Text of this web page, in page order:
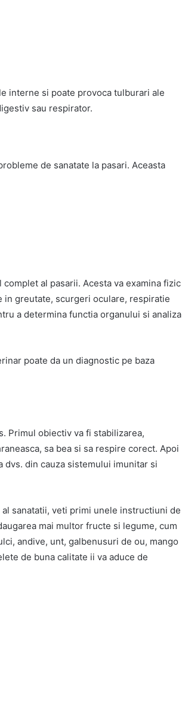
interne si poate provoca tulburari ale
sau respirator.
de sanatate la pasari. Aceasta
al pasarii. Acesta va examina fizic
in greutate, scurgeri oculare, respiratie
a determina functia organului si analiza
poate da un diagnostic pe baza
Primul obiectiv va fi stabilizarea,
sa bea si sa respire corect. Apoi
dvs. din cauza sistemului imunitar si
sanatatii, veti primi unele instructiuni de
mai multor fructe si legume, cum
andive, unt, galbenusuri de ou, mango
de buna calitate ii va aduce de